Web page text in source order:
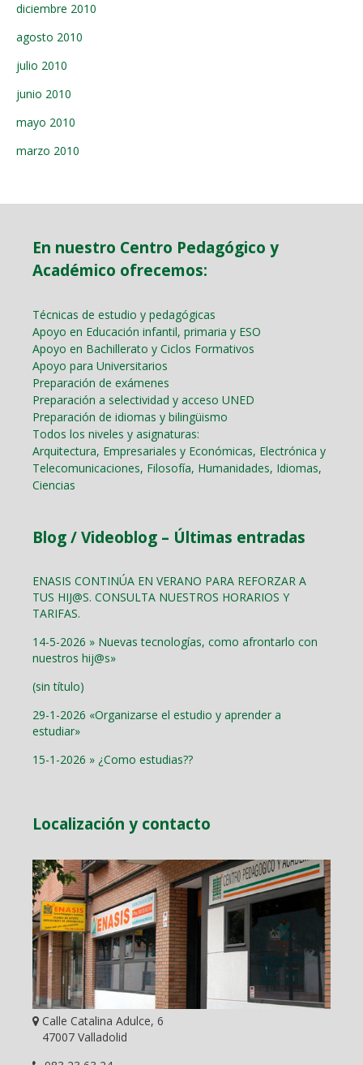
diciembre 2010
agosto 2010
julio 2010
junio 2010
mayo 2010
marzo 2010
En nuestro Centro Pedagógico y
Académico ofrecemos:
Técnicas de estudio y pedagógicas
Apoyo en Educación infantil, primaria y ESO
Apoyo en Bachillerato y Ciclos Formativos
Apoyo para Universitarios
Preparación de exámenes
Preparación a selectividad y acceso UNED
Preparación de idiomas y bilingüismo
Todos los niveles y asignaturas:
Arquitectura, Empresariales y Económicas, Electrónica y
Telecomunicaciones, Filosofía, Humanidades, Idiomas,
Ciencias
Blog / Videoblog – Últimas entradas
ENASIS CONTINÚA EN VERANO PARA REFORZAR A
TUS HIJ@S. CONSULTA NUESTROS HORARIOS Y
TARIFAS.
14-5-2026 » Nuevas tecnologías, como afrontarlo con
nuestros hij@s»
(sin título)
29-1-2026 «Organizarse el estudio y aprender a
estudiar»
15-1-2026 » ¿Como estudias??
Localización y contacto
Calle Catalina Adulce, 6
47007 Valladolid